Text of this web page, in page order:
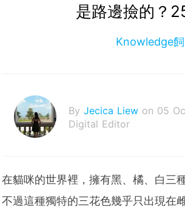
是路邊撿的？
Knowledge
By Jecica Liew on 05
Digital Editor
在貓咪的世界裡，擁有黑、橘、白三
不過這種獨特的三花色幾乎只出現在